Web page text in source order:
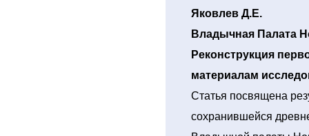
Яковлев Д.Е.
Владычная Палата
Реконструкция
материалам
Статья посвящена
сохранившейся